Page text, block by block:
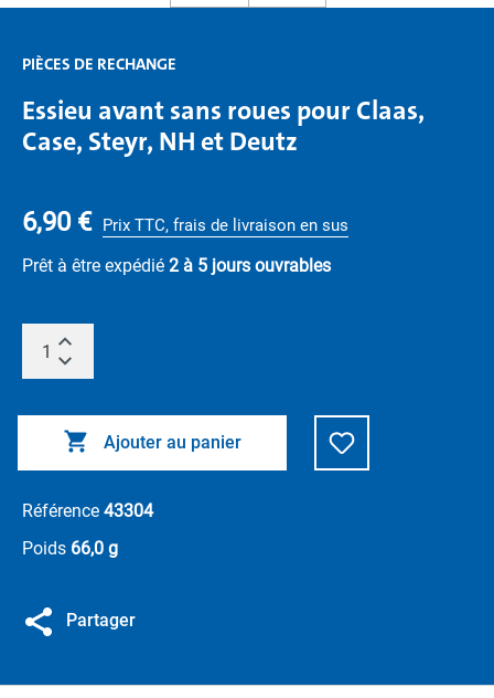
PIÈCES DE RECHANGE
Essieu avant sans roues pour Claas,
Case, Steyr, NH et Deutz
6,90 € Prix TTC, frais de livraison en sus
Prêt à être expédié 2 à 5 jours ouvrables
Ajouter au panier
Référence 43304
Poids 66,0 g
Partager